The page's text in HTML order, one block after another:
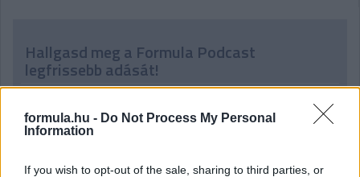
formula.hu - Do Not Process My Personal
Information
If you wish to opt-out of the sale, sharing to third parties, or
Hallgasd meg a Formula Podcast
legfrissebb adását!